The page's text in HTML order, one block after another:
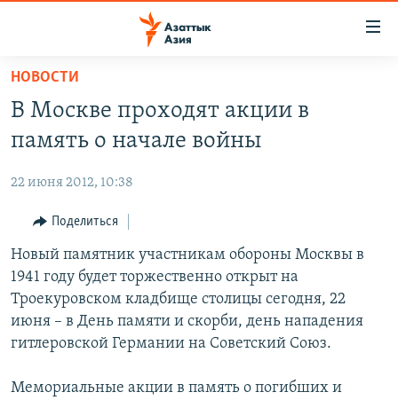
Вернуться
основному
содержанию
навигации
Вернутся
поиску
УЗБЕКИСТАН
ТАДЖИКИСТАН
НА ДРУГИХ ЯЗЫКАХ
ҚАЗАҚША
КЫРГЫЗЧА
ЎЗБЕКЧА
ТОҶИКӢ
TÜRKMENÇE
Все сайты РСЕ/РС
НОВОСТИ
В Москве проходят акции в
память о начале войны
22 июня 2012, 10:38
Поделиться
Новый памятник участникам обороны Москвы в
1941 году будет торжественно открыт на
Троекуровском кладбище столицы сегодня, 22
июня – в День памяти и скорби, день нападения
гитлеровской Германии на Советский Союз.
Мемориальные акции в память о погибших и